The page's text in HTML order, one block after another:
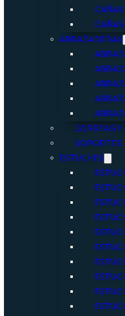
ABRAZADERAS
CORREAS Y
SOPORTES
ESTUCHES